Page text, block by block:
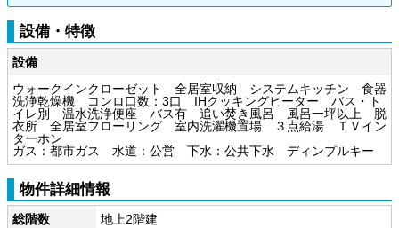
設備・特徴
設備
ウォークインクローゼット 全居室収納 システムキッチン 食器
洗浄乾燥機 コンロ口数：3口 IHクッキングヒーター バス・ト
イレ別 温水洗浄便座 バス有 追い焚き風呂 風呂一坪以上 脱
衣所 全居室フローリング 室内洗濯機置場 ３点給湯 ＴＶイン
ターホン
ガス：都市ガス 水道：公営 下水：公共下水 ディンプルキー
物件詳細情報
総階数 地上2階建